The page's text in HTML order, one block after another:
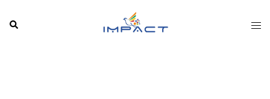
Rechercher